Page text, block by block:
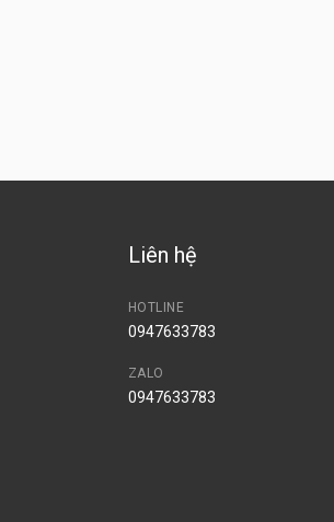
Liên hệ
HOTLINE
0947633783
ZALO
0947633783